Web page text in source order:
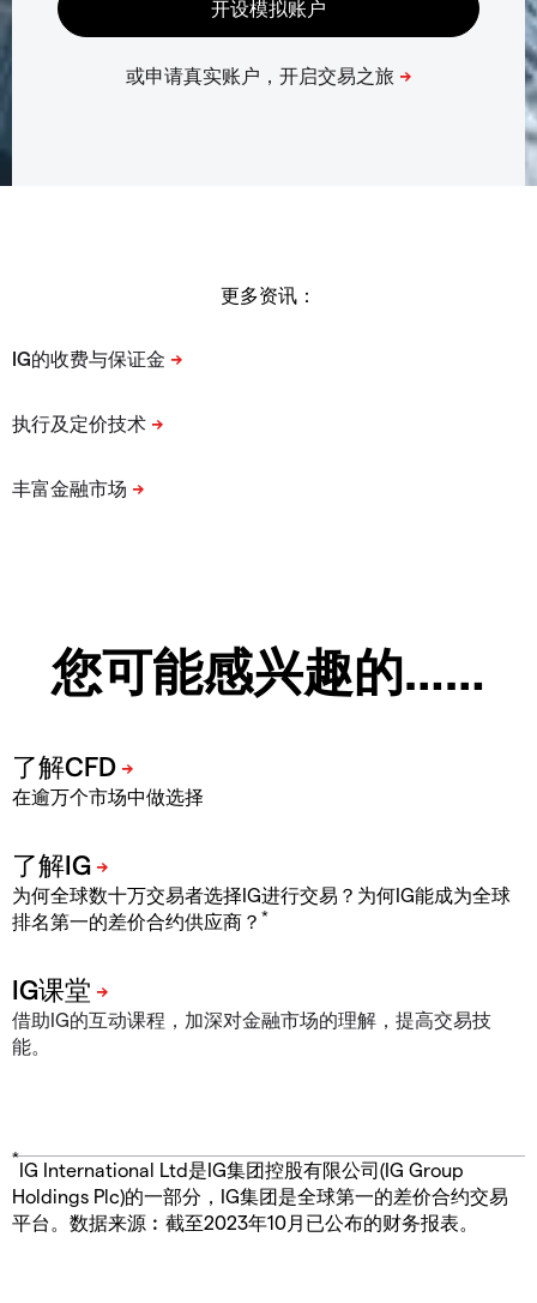
更多资讯：
您可能感兴趣的……
在逾万个市场中做选择
为何全球数十万交易者选择IG进行交易？为何IG能成为全球
排名第一的差价合约供应商？ *
借助IG的互动课程，加深对金融市场的理解，提高交易技
能。
*
IG International Ltd是IG集团控股有限公司(IG Group
Holdings Plc)的一部分，IG集团是全球第一的差价合约交易
平台。数据来源︰截至2023年10月已公布的财务报表。